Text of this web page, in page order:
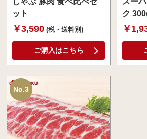
ット
￥3,590 (税・送料別)
ご購入はこちら
ク
￥
No.3